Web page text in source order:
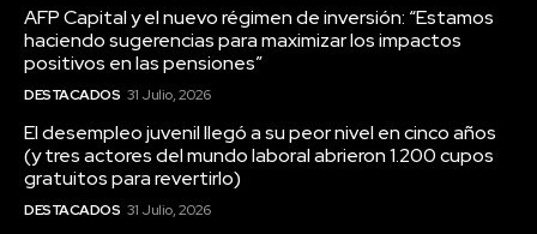
AFP Capital y el nuevo régimen de inversión: “Estamos
haciendo sugerencias para maximizar los impactos
positivos en las pensiones”
DESTACADOS 31 Julio, 2026
El desempleo juvenil llegó a su peor nivel en cinco años
(y tres actores del mundo laboral abrieron 1.200 cupos
gratuitos para revertirlo)
DESTACADOS 31 Julio, 2026